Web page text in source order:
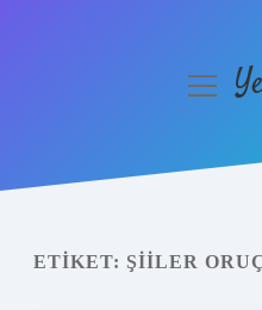
Yasal Uyarı
menüyü
ETIKET: ŞIILER